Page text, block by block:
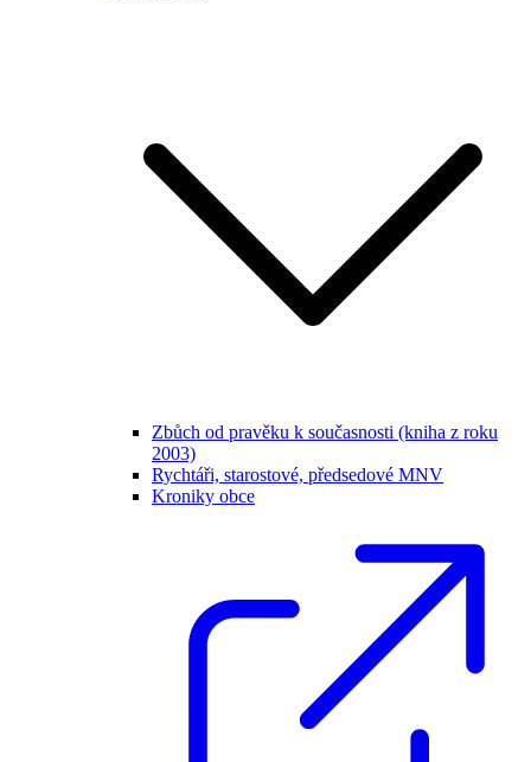
Zbůch od pravěku k současnosti (kniha z roku
2003)
Rychtáři, starostové, předsedové MNV
Kroniky obce